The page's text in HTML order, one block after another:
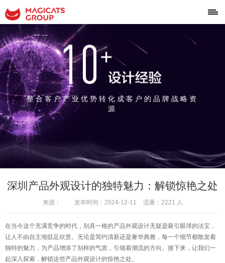
整合客户产业优势转化成客户的品牌战略资
源
深圳产品外观设计的独特魅力：解锁惊艳之处
来源： 发布时间：2024-12-11 流量：2221 人
在当今这个充满竞争的时代，别具一格的产品外观设计无疑是吸引眼球的法宝，
让人不由自主地驻足欣赏。无论是简约清新还是奢华典雅，每一个细节都散发着
独特的魅力，为产品增添了别样的气质，引领着潮流的方向。接下来，让我们一
起深入探索，解锁这些产品外观设计的惊艳之处。